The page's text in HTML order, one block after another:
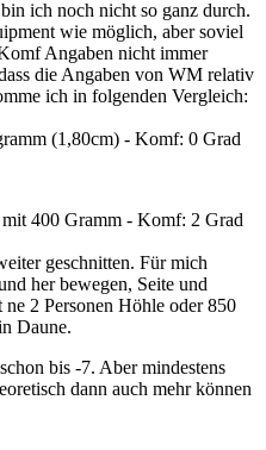
ich noch nicht so ganz durch.
wie möglich, aber soviel
Angaben nicht immer
die Angaben von WM relativ
ich in folgenden Vergleich:
(1,80cm) - Komf: 0 Grad
400 Gramm - Komf: 2 Grad
geschnitten. Für mich
her bewegen, Seite und
2 Personen Höhle oder 850
Daune.
bis -7. Aber mindestens
dann auch mehr können